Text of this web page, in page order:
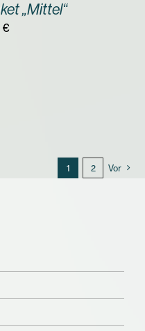
„Mittel“
€
1 2 Vor